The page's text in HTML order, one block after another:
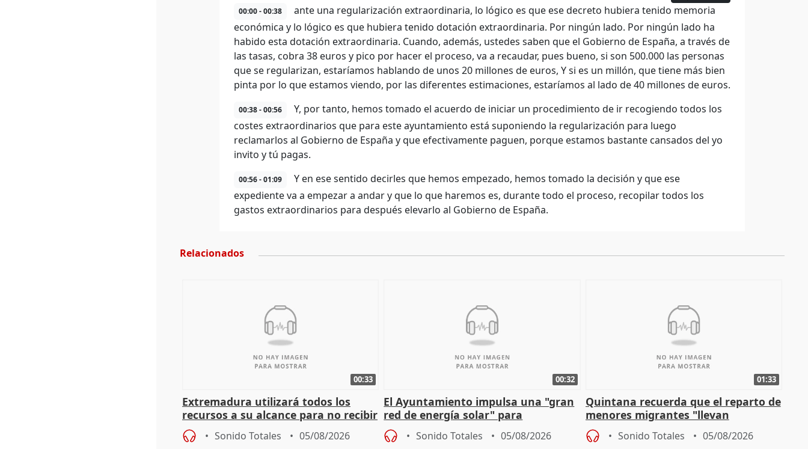
00:00 - 00:38
ante una regularización extraordinaria, lo lógico es que ese decreto hubiera tenido memoria
económica y lo lógico es que hubiera tenido dotación extraordinaria. Por ningún lado. Por ningún lado ha
habido esta dotación extraordinaria. Cuando, además, ustedes saben que el Gobierno de España, a través de
las tasas, cobra 38 euros y pico por hacer el proceso, va a recaudar, pues bueno, si son 500.000 las personas
que se regularizan, estaríamos hablando de unos 20 millones de euros, Y si es un millón, que tiene más bien
pinta por lo que estamos viendo, por las diferentes estimaciones, estaríamos al lado de 40 millones de euros.
00:38 - 00:56
Y, por tanto, hemos tomado el acuerdo de iniciar un procedimiento de ir recogiendo todos los
costes extraordinarios que para este ayuntamiento está suponiendo la regularización para luego
reclamarlos al Gobierno de España y que efectivamente paguen, porque estamos bastante cansados del yo
invito y tú pagas.
00:56 - 01:09
Y en ese sentido decirles que hemos empezado, hemos tomado la decisión y que ese
expediente va a empezar a andar y que lo que haremos es, durante todo el proceso, recopilar todos los
gastos extraordinarios para después elevarlo al Gobierno de España.
Relacionados
00:33
Extremadura utilizará todos los
recursos a su alcance para no recibir
más menores migrantes
Sonido Totales 05/08/2026
00:32
El Ayuntamiento impulsa una "gran
red de energía solar" para
autoconsumo
Sonido Totales 05/08/2026
01:33
Quintana recuerda que el reparto de
menores migrantes "llevan
aportación del Gobierno" central
Sonido Totales 05/08/2026